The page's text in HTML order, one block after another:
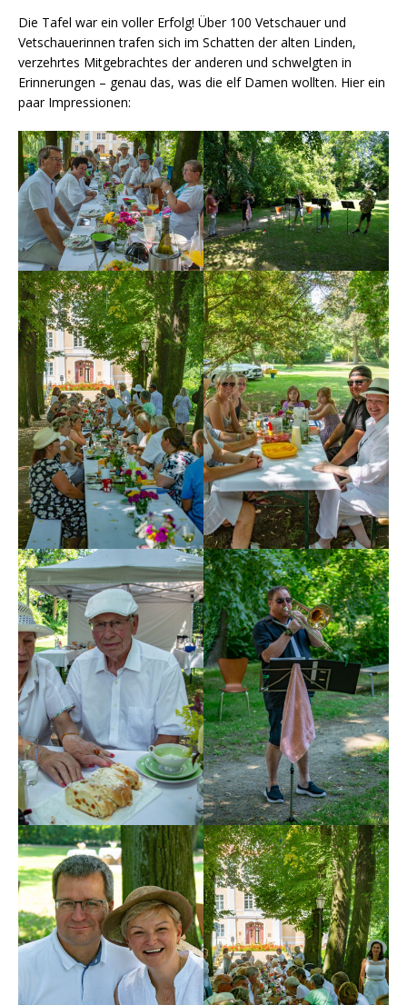
Die Tafel war ein voller Erfolg! Über 100 Vetschauer und
Vetschauerinnen trafen sich im Schatten der alten Linden,
verzehrtes Mitgebrachtes der anderen und schwelgten in
Erinnerungen – genau das, was die elf Damen wollten. Hier ein
paar Impressionen: